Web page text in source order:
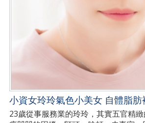
小資女玲玲氣色小美女 自體脂肪
23歲從事服務業的玲玲，其實五官精